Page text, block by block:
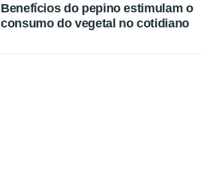
Benefícios do pepino estimulam o
consumo do vegetal no cotidiano